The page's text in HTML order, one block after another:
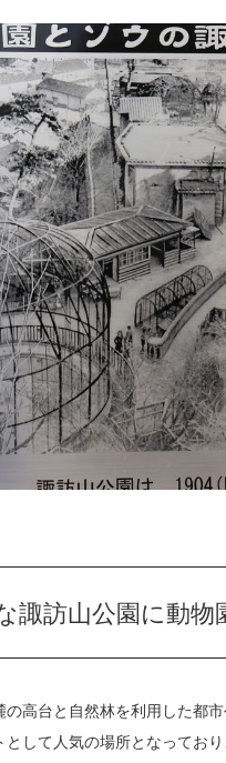
諏訪山公園に動物
高台と自然林を利用した都
して人気の場所となってお